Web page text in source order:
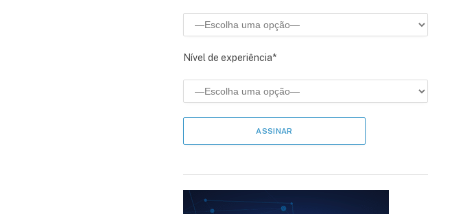
Nível de experiência*